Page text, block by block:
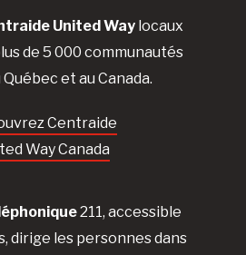
United Waylocaux
de 5 000 communautés
et au Canada.
Centraide
Way Canada
211, accessible
dirige les personnes dans